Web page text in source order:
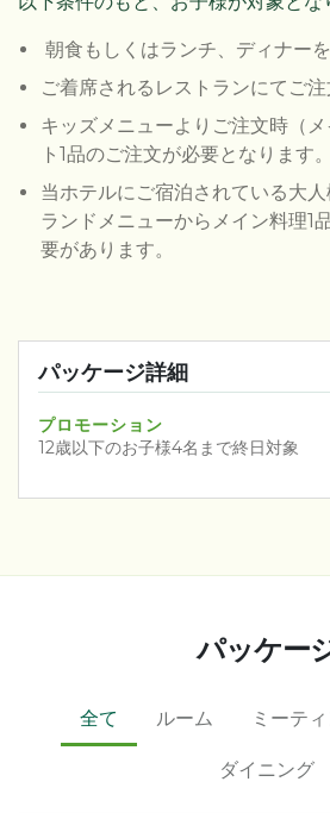
朝食もしくはランチ、ディナー
ご着席されるレストランにてご
キッズメニューよりご注文時（
ト1品のご注文が必要となります。
当ホテルにご宿泊されている大
ランドメニューからメイン料理1
要があります。
パッケージ詳細
プロモーション
12歳以下のお子様4名まで終日対象
パッケー
全て ルーム ミーテ
ダイニング